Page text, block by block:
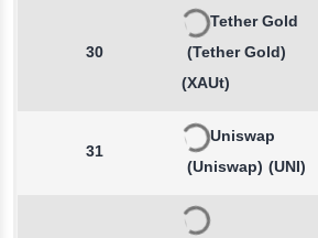
30
Tether Gold
(Tether Gold)
(XAUt)
31
Uniswap
(Uniswap) (UNI)